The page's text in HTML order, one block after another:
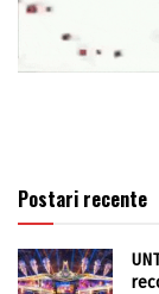
Postari recente